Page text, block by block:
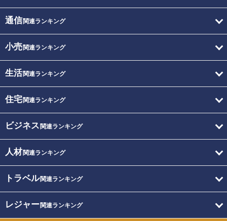
通信関連ランキング
小売関連ランキング
生活関連ランキング
住宅関連ランキング
ビジネス 関連ランキング
人材関連ランキング
トラベル関連ランキング
レジャー関連ランキング